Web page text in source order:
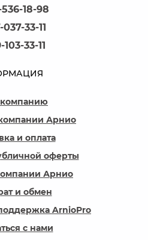
18-98
33-11
33-11
Арнио
и оплата
оферты
Арнио
и обмен
ArnioPro
с нами